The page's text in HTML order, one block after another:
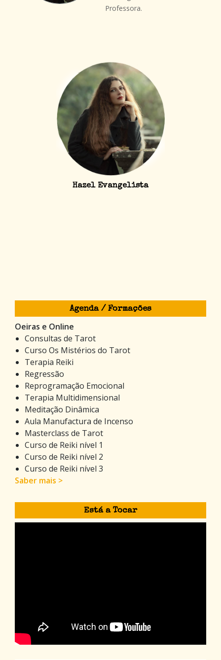
Professora.
Hazel Evangelista
Agenda / Formações
Oeiras e Online
Consultas de Tarot
Curso Os Mistérios do Tarot
Terapia Reiki
Regressão
Reprogramação Emocional
Terapia Multidimensional
Meditação Dinâmica
Aula Manufactura de Incenso
Masterclass de Tarot
Curso de Reiki nível 1
Curso de Reiki nível 2
Curso de Reiki nível 3
Saber mais >
Está a Tocar